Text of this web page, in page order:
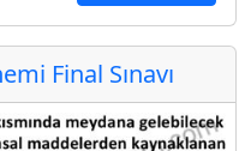
Final Sınavı